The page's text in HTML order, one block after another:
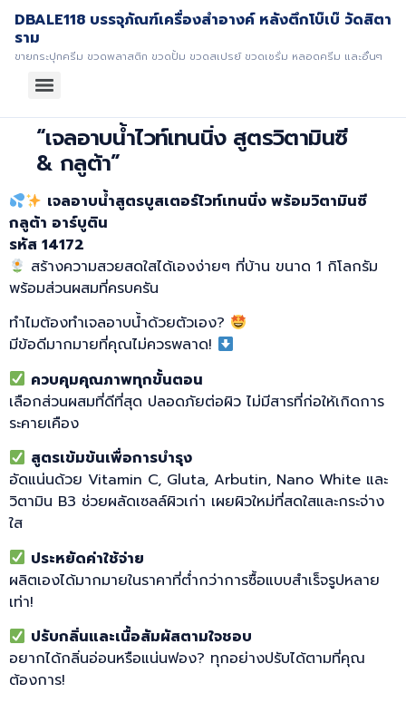
DBALE118 บรรจุภัณฑ์เครื่องสำอางค์ หลังตึกโบ๊เบ๊ วัดสิตา
ราม
ขายกระปุกครีม ขวดพลาสติก ขวดปั้ม ขวดสเปรย์ ขวดเซรั่ม หลอดครีม และอื่นๆ
“เจลอาบน้ำไวท์เทนนิ่ง สูตรวิตามินซี
& กลูต้า”
เจลอาบน้ำสูตรบูสเตอร์ไวท์เทนนิ่ง พร้อมวิตามินซี
กลูต้า อาร์บูติน
รหัส 14172
สร้างความสวยสดใสได้เองง่ายๆ ที่บ้าน ขนาด 1 กิโลกรัม
พร้อมส่วนผสมที่ครบครัน
ทำไมต้องทำเจลอาบน้ำด้วยตัวเอง?
มีข้อดีมากมายที่คุณไม่ควรพลาด!
ควบคุมคุณภาพทุกขั้นตอน
เลือกส่วนผสมที่ดีที่สุด ปลอดภัยต่อผิว ไม่มีสารที่ก่อให้เกิดการ
ระคายเคือง
สูตรเข้มข้นเพื่อการบำรุง
อัดแน่นด้วย Vitamin C, Gluta, Arbutin, Nano White และ
วิตามิน B3 ช่วยผลัดเซลล์ผิวเก่า เผยผิวใหม่ที่สดใสและกระจ่าง
ใส
ประหยัดค่าใช้จ่าย
ผลิตเองได้มากมายในราคาที่ต่ำกว่าการซื้อแบบสำเร็จรูปหลาย
เท่า!
ปรับกลิ่นและเนื้อสัมผัสตามใจชอบ
อยากได้กลิ่นอ่อนหรือแน่นฟอง? ทุกอย่างปรับได้ตามที่คุณ
ต้องการ!